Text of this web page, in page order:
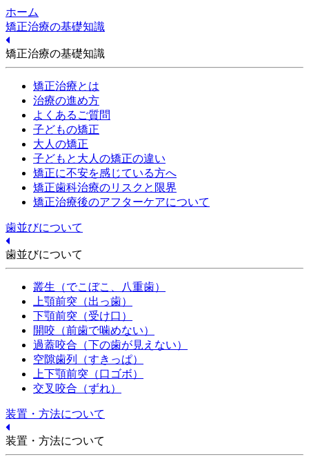
ホーム
矯正治療の基礎知識
矯正治療の基礎知識
矯正治療とは
治療の進め方
よくあるご質問
子どもの矯正
大人の矯正
子どもと大人の矯正の違い
矯正に不安を感じている方へ
矯正歯科治療のリスクと限界
矯正治療後のアフターケアについて
歯並びについて
歯並びについて
叢生（でこぼこ、八重歯）
上顎前突（出っ歯）
下顎前突（受け口）
開咬（前歯で噛めない）
過蓋咬合（下の歯が見えない）
空隙歯列（すきっぱ）
上下顎前突（口ゴボ）
交叉咬合（ずれ）
装置・方法について
装置・方法について